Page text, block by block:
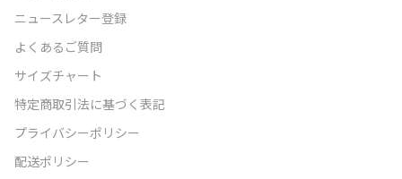
ニュースレター登録
よくあるご質問
サイズチャート
特定商取引法に基づく表記
プライバシーポリシー
配送ポリシー